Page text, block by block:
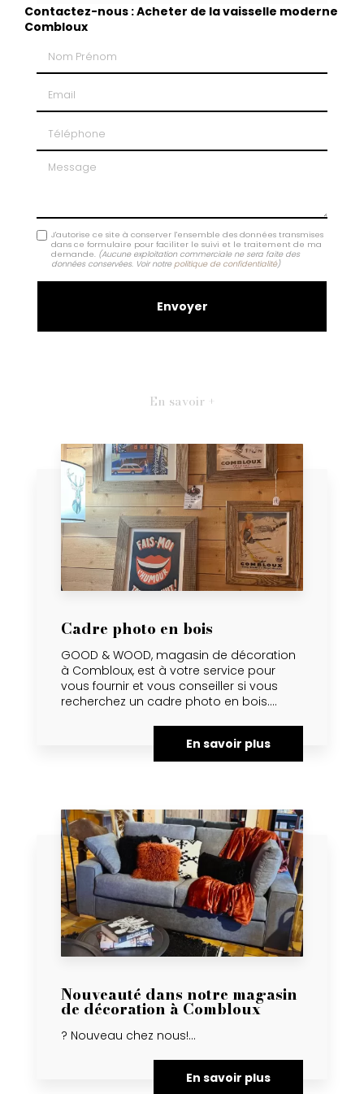
Contactez-nous : Acheter de la vaisselle moderne
Combloux
Message
J'autorise ce site à conserver l'ensemble des données transmises
dans ce formulaire pour faciliter le suivi et le traitement de ma
demande. (Aucune exploitation commerciale ne sera faite des
données conservées. Voir notre politique de confidentialité)
En savoir +
Cadre photo en bois
GOOD & WOOD, magasin de décoration
à Combloux, est à votre service pour
vous fournir et vous conseiller si vous
recherchez un cadre photo en bois....
En savoir plus
Nouveauté dans notre magasin
de décoration à Combloux
? Nouveau chez nous!...
En savoir plus